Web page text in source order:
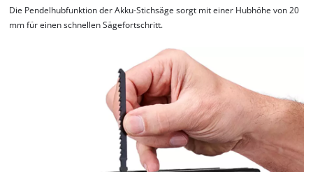
Die Pendelhubfunktion der Akku-Stichsäge sorgt mit einer Hubhöhe von 20
mm für einen schnellen Sägefortschritt.